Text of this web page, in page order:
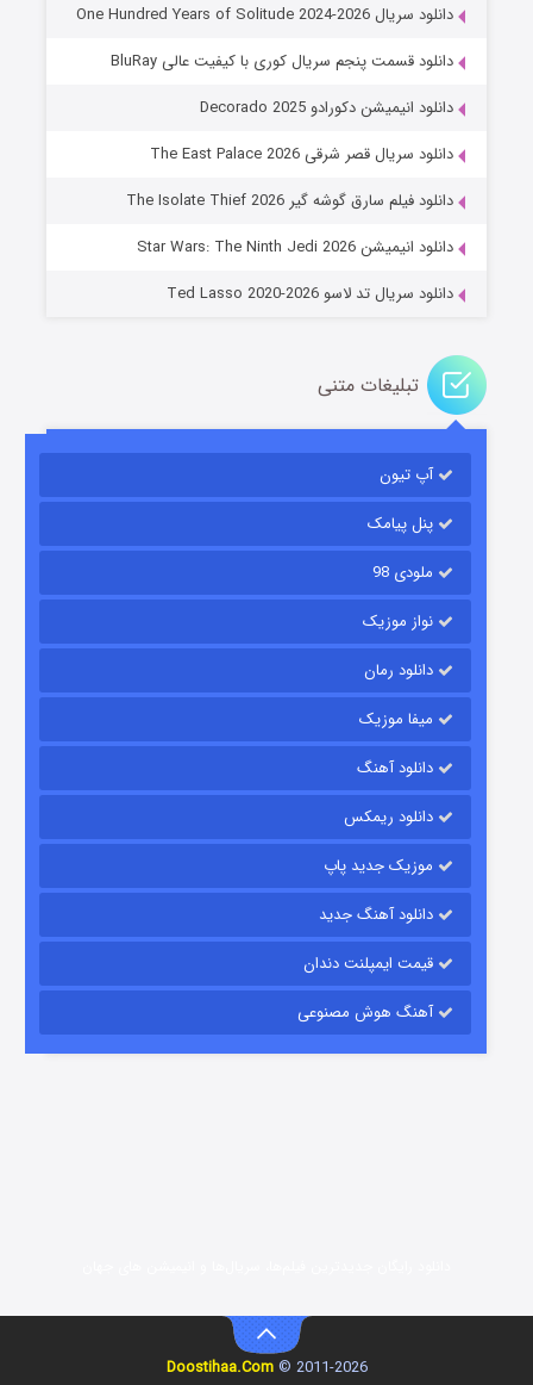
خاندان اژدها فصل ۳
قسمت۶ (زیرنویس) منتشر شد
قسمت
دانلود سریال One Hundred Years of Solitude 2024-2026
دانلود قسمت پنجم سریال کوری با کیفیت عالی BluRay
دانلود انیمیشن دکورادو Decorado 2025
دانلود سریال قصر شرقی The East Palace 2026
دانلود فیلم سارق گوشه گیر The Isolate Thief 2026
دانلود انیمیشن Star Wars: The Ninth Jedi 2026
دانلود سریال تد لاسو Ted Lasso 2020-2026
تبلیغات متنی
آپ تیون
پنل پیامک
ملودی 98
نواز موزیک
دانلود رمان
میفا موزیک
دانلود آهنگ
دانلود ریمکس
موزیک جدید پاپ
دانلود آهنگ جدید
قیمت ایمپلنت دندان
آهنگ هوش مصنوعی
2011-2026 ©
Doostihaa.Com